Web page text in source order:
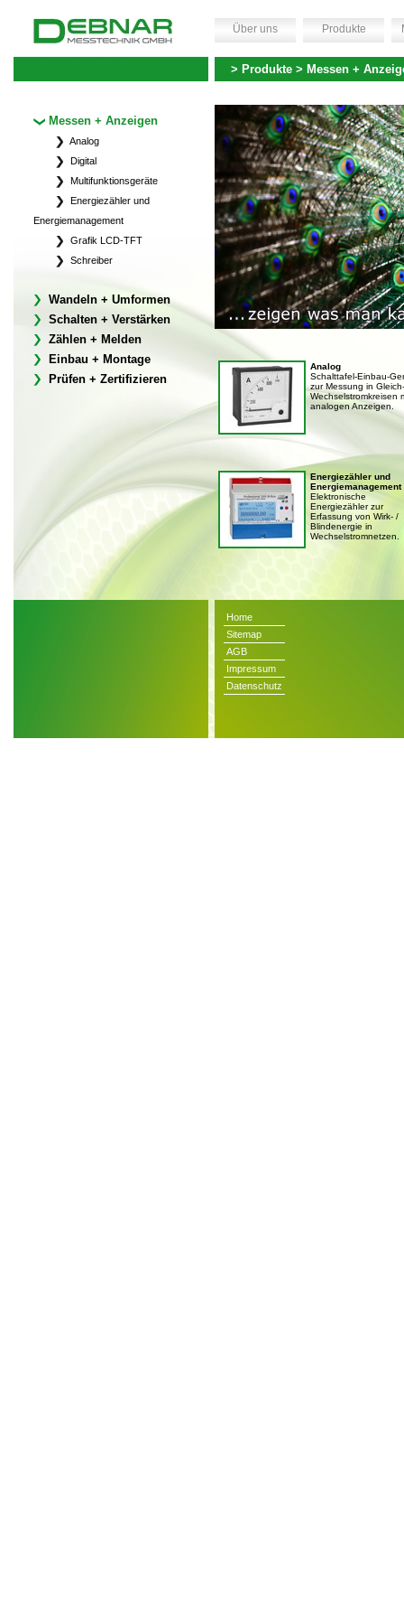
> Produkte > Messen +
Über uns Produkte
Messen + Anzeigen
Analog
Digital
Multifunktionsgeräte
Energiezähler und
Energiemanagement
Grafik LCD-TFT
Schreiber
Wandeln + Umformen
Schalten + Verstärken
Zählen + Melden
Einbau + Montage
Prüfen + Zertifizieren
Analog
Schalttafel-Einbau-
zur Messung in
Wechselstromkreisen
analogen Anzeigen.
Energiezähler und
Energiemanagement
Elektronische
Energiezähler zur
Erfassung von Wirk- /
Blindenergie in
Wechselstromnetzen.
Home
Sitemap
AGB
Impressum
Datenschutz